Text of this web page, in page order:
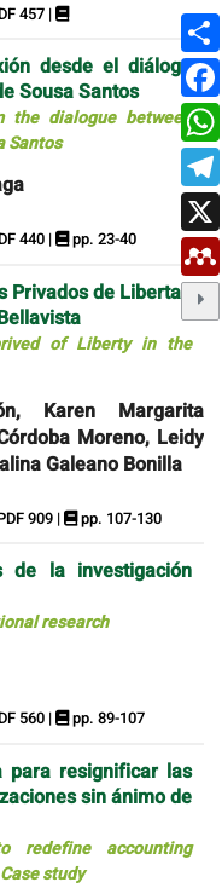
457 |
desde el diálogo
Sousa Santos
the dialogue between
Santos
440 | pp. 23-40
Privados de Libertad
of Liberty in the
Karen Margarita
Moreno, Leidy
Galeano Bonilla
909 | pp. 107-130
de la investigación
research
560 | pp. 89-107
para resignificar las
sin ánimo de
redefine accounting
study